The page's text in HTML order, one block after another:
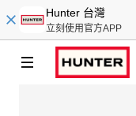
Hunter 台灣
立刻使用官方APP